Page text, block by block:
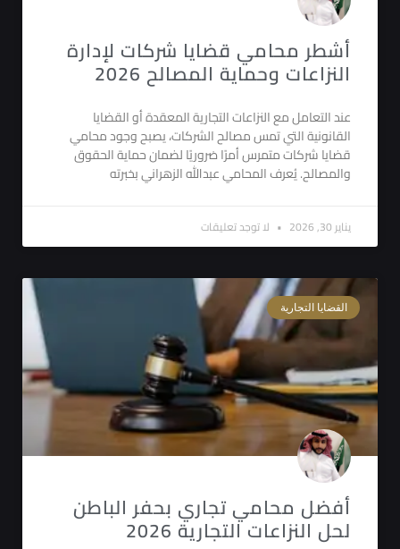
أشطر محامي قضايا شركات لإدارة
النزاعات وحماية المصالح 2026
عند التعامل مع النزاعات التجارية المعقدة أو القضايا
القانونية التي تمس مصالح الشركات، يصبح وجود محامي
قضايا شركات متمرس أمرًا ضروريًا لضمان حماية الحقوق
والمصالح. يُعرف المحامي عبدالله الزهراني بخبرته
يناير 30, 2026 لا توجد تعليقات
القضايا التجارية
أفضل محامي تجاري بحفر الباطن
لحل النزاعات التجارية 2026